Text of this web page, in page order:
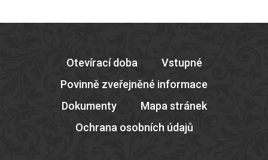
Otevírací doba
Vstupné
Povinně zveřejněné informace
Dokumenty
Mapa stránek
Ochrana osobních údajů